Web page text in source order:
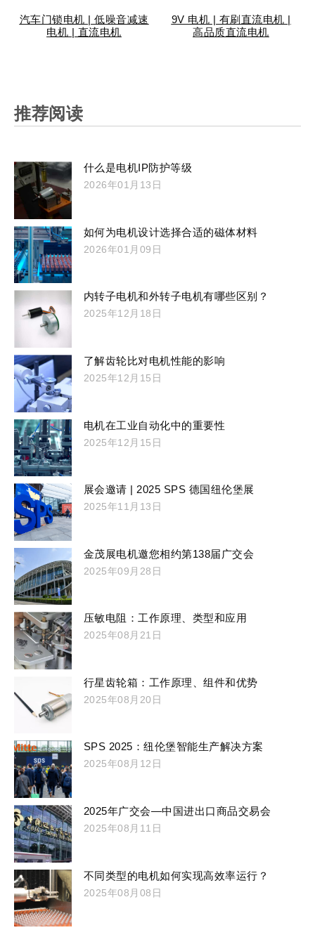
汽车门锁电机 | 低噪音减速
电机 | 直流电机
9V 电机 | 有刷直流电机 |
高品质直流电机
推荐阅读
什么是电机IP防护等级
2026年01月13日
如何为电机设计选择合适的磁体材料
2026年01月09日
内转子电机和外转子电机有哪些区别？
2025年12月18日
了解齿轮比对电机性能的影响
2025年12月15日
电机在工业自动化中的重要性
2025年12月15日
展会邀请 | 2025 SPS 德国纽伦堡展
2025年11月13日
金茂展电机邀您相约第138届广交会
2025年09月28日
压敏电阻：工作原理、类型和应用
2025年08月21日
行星齿轮箱：工作原理、组件和优势
2025年08月20日
SPS 2025：纽伦堡智能生产解决方案
2025年08月12日
2025年广交会—中国进出口商品交易会
2025年08月11日
不同类型的电机如何实现高效率运行？
2025年08月08日